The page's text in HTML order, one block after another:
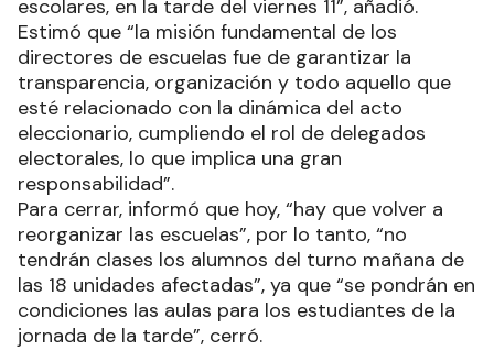
escolares, en la tarde del viernes 11”, añadió.
Estimó que “la misión fundamental de los
directores de escuelas fue de garantizar la
transparencia, organización y todo aquello que
esté relacionado con la dinámica del acto
eleccionario, cumpliendo el rol de delegados
electorales, lo que implica una gran
responsabilidad”.
Para cerrar, informó que hoy, “hay que volver a
reorganizar las escuelas”, por lo tanto, “no
tendrán clases los alumnos del turno mañana de
las 18 unidades afectadas”, ya que “se pondrán en
condiciones las aulas para los estudiantes de la
jornada de la tarde”, cerró.